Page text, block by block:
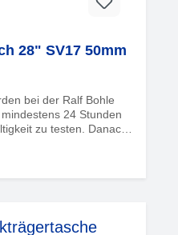
28" SV17 50mm
bei der Ralf Bohle
24 Stunden
zu testen. Danach
Fahrradhändlern
Bohle GmbHOtto-